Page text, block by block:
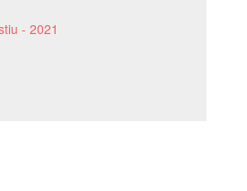
- 2021